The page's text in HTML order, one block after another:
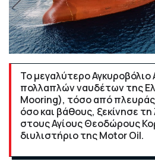
Το μεγαλύτερο
πολλαπλών ναυδέτων της
Mooring), τόσο από
όσο και βάθους, ξεκίνησε τη
στους Αγίους Θεοδώρους
διυλιστήριο της Motor Oil.